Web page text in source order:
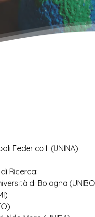
Federico II (UNINA)
Ricerca:
di Bologna